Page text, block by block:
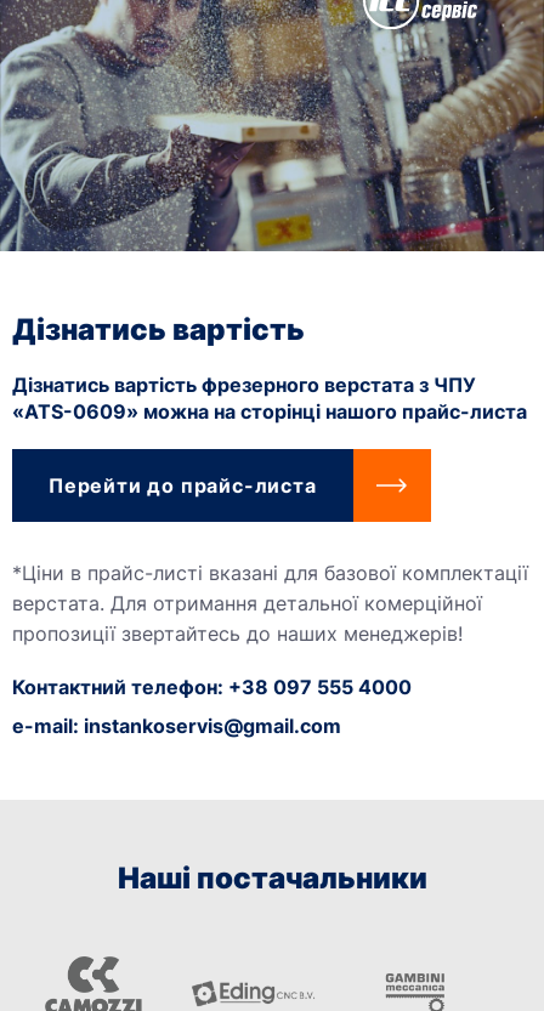
Дізнатись вартість
Дізнатись вартість фрезерного верстата з ЧПУ
«ATS-0609» можна на сторінці нашого прайс-листа
Перейти до прайс-листа
*Ціни в прайс-листі вказані для базової комплектації
верстата. Для отримання детальної комерційної
пропозиції звертайтесь до наших менеджерів!
Контактний телефон: +38 097 555 4000
e-mail: instankoservis@gmail.com
Наші постачальники